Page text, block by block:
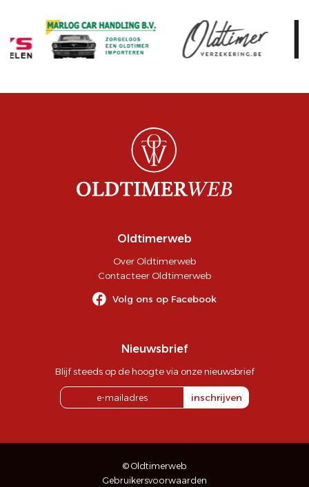
Oldtimerweb
Over Oldtimerweb
Contacteer Oldtimerweb
Volg ons op Facebook
Nieuwsbrief
Blijf steeds op de hoogte via onze nieuwsbrief
inschrijven
© Oldtimerweb
Gebruikersvoorwaarden